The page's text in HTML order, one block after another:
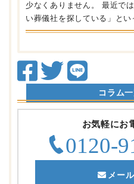
少なくありません。 最近で
い葬儀社を探している」と
コラム
お気軽にお
メー